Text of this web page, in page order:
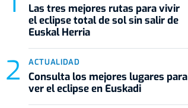
Las tres mejores rutas para vivir
el eclipse total de sol sin salir de
Euskal Herria
ACTUALIDAD
Consulta los mejores lugares para
ver el eclipse en Euskadi